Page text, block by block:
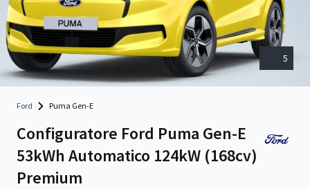
5
Ford Puma Gen-E
Configuratore Ford Puma Gen-E
53kWh Automatico 124kW (168cv)
Premium